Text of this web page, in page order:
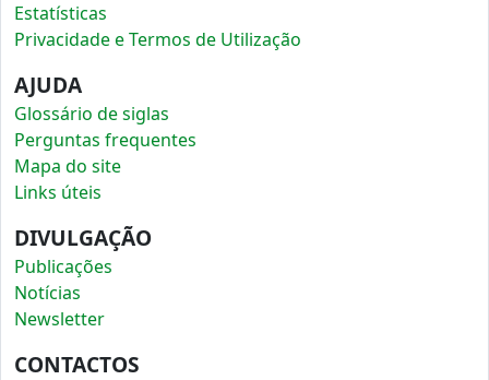
Estatísticas
Privacidade e Termos de Utilização
AJUDA
Glossário de siglas
Perguntas frequentes
Mapa do site
Links úteis
DIVULGAÇÃO
Publicações
Notícias
Newsletter
CONTACTOS